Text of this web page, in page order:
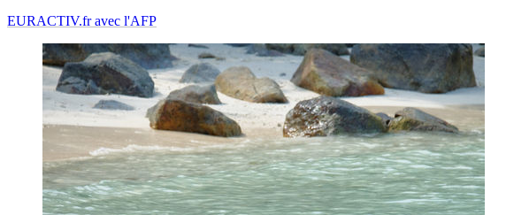
EURACTIV.fr avec l'AFP